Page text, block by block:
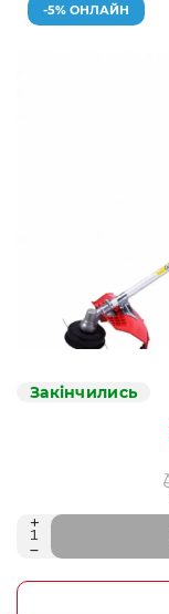
-5% ОНЛАЙН
Закінчились